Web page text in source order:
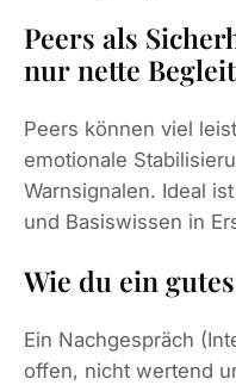
Peers als
nur nette
Peers können viel
emotionale
Warnsignalen. Ideal
und Basiswissen in
Wie du ein
Ein Nachgespräch
offen, nicht wertend